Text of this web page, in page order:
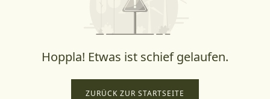
Hoppla! Etwas ist schief gelaufen.
ZURÜCK ZUR STARTSEITE